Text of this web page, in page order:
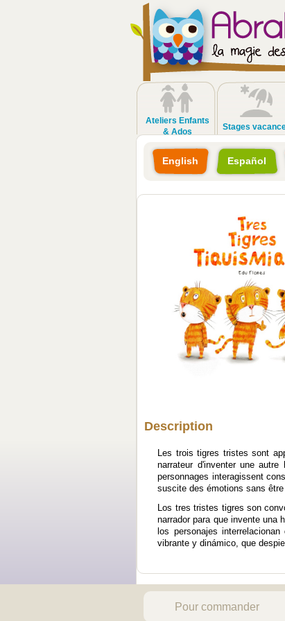
Ateliers Enfants
& Ados
Stages
English Español
Description
Les trois tigres tristes sont
narrateur d'inventer une
personnages interagissent
suscite des émotions sans
Los tres tristes tigres son
narrador para que invente una
los personajes
vibrante y dinámico, que
Pour commander